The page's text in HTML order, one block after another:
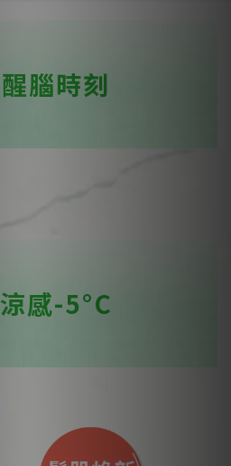
腦時刻
感-5°C